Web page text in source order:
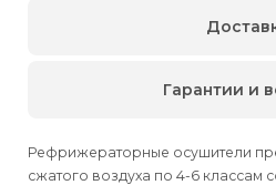
Рефрижераторные осушители
сжатого воздуха по 4-6 классам
Гарантии и